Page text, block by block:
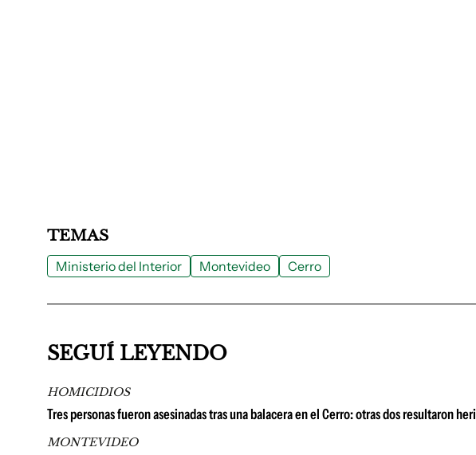
TEMAS
Ministerio del Interior Montevideo Cerro
SEGUÍ LEYENDO
HOMICIDIOS
Tres personas fueron asesinadas tras una balacera en el Cerro: otras dos resultaron
MONTEVIDEO